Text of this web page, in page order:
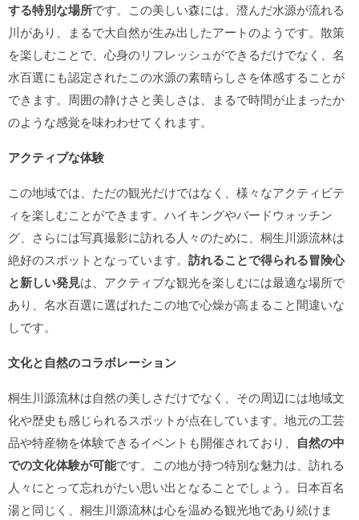
する特別な場所です。この美しい森には、澄んだ水源が流れる
川があり、まるで大自然が生み出したアートのようです。散策
を楽しむことで、心身のリフレッシュができるだけでなく、名
水百選にも認定されたこの水源の素晴らしさを体感することが
できます。周囲の静けさと美しさは、まるで時間が止まったか
のような感覚を味わわせてくれます。
アクティブな体験
この地域では、ただの観光だけではなく、様々なアクティビテ
ィを楽しむことができます。ハイキングやバードウォッチン
グ、さらには写真撮影に訪れる人々のために、桐生川源流林は
絶好のスポットとなっています。 訪れることで得られる冒険心
と新しい発見は、アクティブな観光を楽しむには最適な場所で
あり、名水百選に選ばれたこの地で心燥が高まること間違いな
しです。
文化と自然のコラボレーション
桐生川源流林は自然の美しさだけでなく、その周辺には地域文
化や歴史も感じられるスポットが点在しています。地元の工芸
品や特産物を体験できるイベントも開催されており、 自然の中
での文化体験が可能です。この地が持つ特別な魅力は、訪れる
人々にとって忘れがたい思い出となることでしょう。日本百名
湯と同じく、桐生川源流林は心を温める観光地であり続けま